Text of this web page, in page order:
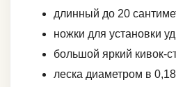
длинный до 20
ножки для установки
большой яркий кивок-
леска диаметром в